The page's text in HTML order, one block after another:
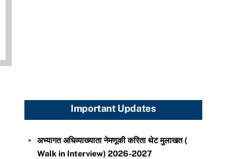
Important Updates
अभ्यागत अधिव्याख्याता नेमणूकी करिता थेट मुलाखत (
Walk in Interview) 2026-2027